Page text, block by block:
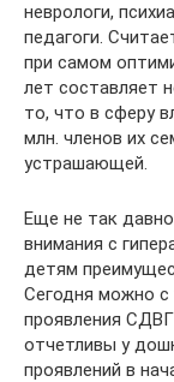
неврологи,
педагоги.
при самом
лет составляет
то, что в сферу
млн. членов их
устрашающей.
Еще не так
внимания с
детям
Сегодня можно с
проявления
отчетливы у
проявлений в